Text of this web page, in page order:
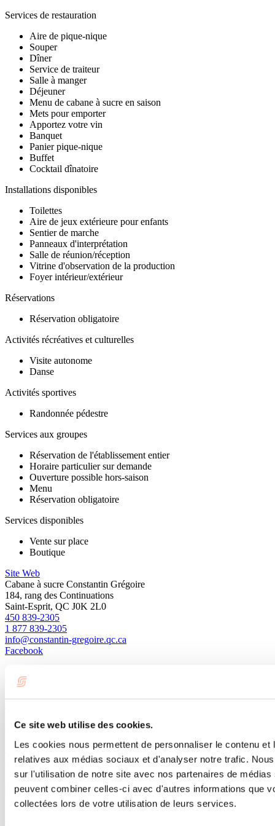
Ce site web utilise des cookies.
Les cookies nous permettent de personnaliser le contenu
relatives aux médias sociaux et d'analyser notre trafic.
sur l'utilisation de notre site avec nos partenaires de
peuvent combiner celles-ci avec d'autres informations que
collectées lors de votre utilisation de leurs services.
Services de restauration
Aire de pique-nique
Souper
Dîner
Service de traiteur
Salle à manger
Déjeuner
Menu de cabane à sucre en saison
Mets pour emporter
Apportez votre vin
Banquet
Panier pique-nique
Buffet
Cocktail dînatoire
Installations disponibles
Toilettes
Aire de jeux extérieure pour enfants
Sentier de marche
Panneaux d'interprétation
Salle de réunion/réception
Vitrine d'observation de la production
Foyer intérieur/extérieur
Réservations
Réservation obligatoire
Activités récréatives et culturelles
Visite autonome
Danse
Activités sportives
Randonnée pédestre
Services aux groupes
Réservation de l'établissement entier
Horaire particulier sur demande
Ouverture possible hors-saison
Menu
Réservation obligatoire
Services disponibles
Vente sur place
Boutique
Site Web
Cabane à sucre Constantin Grégoire
184, rang des Continuations
Saint-Esprit, QC J0K 2L0
450 839-2305
1 877 839-2305
info@constantin-gregoire.qc.ca
Facebook
À lire sur le blogue
10 façons de profiter du printemps dans Lanaudière
Par : Tourisme Lanaudière
Le printemps arrive dans Lanaudière et ça sent déjà les sucres, la
randonnée et les sorties gourmandes. Découvre 10 idées pour
profiter de la saison : chutes, crampons, ski de printemps, spas,